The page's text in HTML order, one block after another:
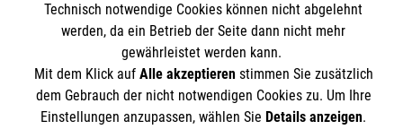
Sharepoint
Der Malteser Hilfsdienst e.V. ist als eingetragene
gemeinnützige Organisation von der Körperschaft- und
Gewerbesteuer befreit.
Technisch notwendige Cookies können nicht abgelehnt
werden, da ein Betrieb der Seite dann nicht mehr
gewährleistet werden kann.
Mit dem Klick auf Alle akzeptierenstimmen Sie zusätzlich
dem Gebrauch der nicht notwendigen Cookies zu. Um Ihre
Einstellungen anzupassen, wählen Sie Details anzeigen.